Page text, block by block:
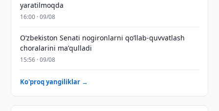
yaratilmoqda
16:00 · 09/08
Oʻzbekiston Senati nogironlarni qoʻllab-quvvatlash
choralarini maʼqulladi
15:56 · 09/08
Ko'proq yangiliklar →